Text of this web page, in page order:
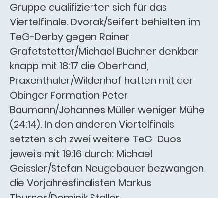
Gruppe qualifizierten sich für das
Viertelfinale. Dvorak/Seifert behielten im
TeG-Derby gegen Rainer
Grafetstetter/Michael Buchner denkbar
knapp mit 18:17 die Oberhand,
Praxenthaler/Wildenhof hatten mit der
Obinger Formation Peter
Baumann/Johannes Müller weniger Mühe
(24:14). In den anderen Viertelfinals
setzten sich zwei weitere TeG-Duos
jeweils mit 19:16 durch: Michael
Geissler/Stefan Neugebauer bezwangen
die Vorjahresfinalisten Markus